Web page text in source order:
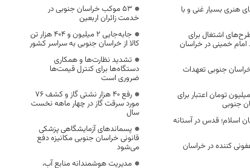
هنری بسیار غنی و با
طرح‌های اشتغال برای
امام خمینی در خراسان
جنوبی تعهدات
تصویب ۷۸ میلیارد و ۳۰۰ میلیون تومان اعتبار برای
جنوبی
قدس در آستانه
کننده در خراسان
53 موکب خراسان جنوبی در
خدمت زائران اربعین
جابه‌جایی 2 میلیون و 404 هزار تن
کالا از خراسان جنوبی به سراسر کشور
تشدید نظارت‌ها و همکاری
دستگاه‌ها برای کنترل قیمت‌ها
ضروری است
رفع 40 هزار نشتی گاز و کشف 76
مورد سرقت گاز در چهار ماهه نخست
سال
پسماندهای آزمایشگاهی پزشکی
قانونی خراسان جنوبی مکانیزه دفع
می‌شود
مدیریت هوشمندانه منابع آب،